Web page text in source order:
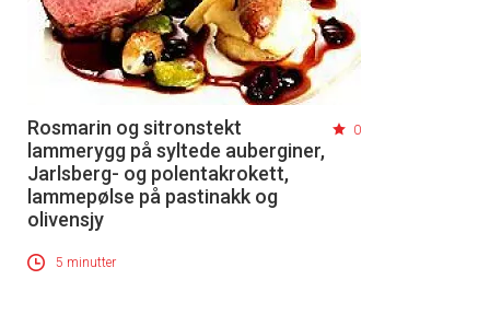
Rosmarin og sitronstekt
lammerygg på syltede auberginer,
Jarlsberg- og polentakrokett,
lammepølse på pastinakk og
olivensjy
0
5 minutter